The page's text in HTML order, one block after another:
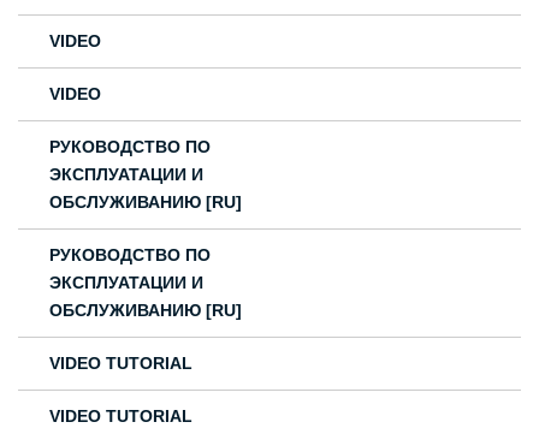
VIDEO
VIDEO
РУКОВОДСТВО ПО
ЭКСПЛУАТАЦИИ И
ОБСЛУЖИВАНИЮ [RU]
РУКОВОДСТВО ПО
ЭКСПЛУАТАЦИИ И
ОБСЛУЖИВАНИЮ [RU]
VIDEO TUTORIAL
VIDEO TUTORIAL